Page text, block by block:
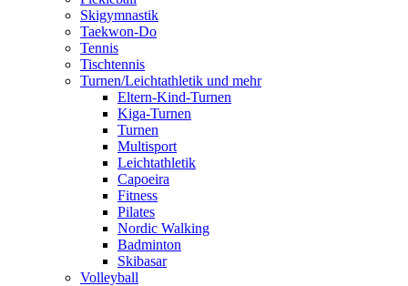
Skigymnastik
Taekwon-Do
Tennis
Tischtennis
Turnen/Leichtathletik und mehr
Eltern-Kind-Turnen
Kiga-Turnen
Turnen
Multisport
Leichtathletik
Capoeira
Fitness
Pilates
Nordic Walking
Badminton
Skibasar
Volleyball